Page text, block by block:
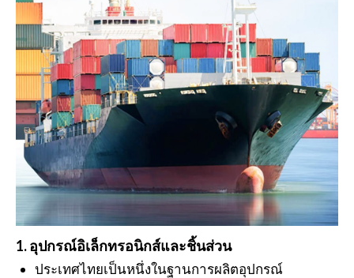
1. อุปกรณ์อิเล็กทรอนิกส์และชิ้นส่วน
ประเทศไทยเป็นหนึ่งในฐานการผลิตอุปกรณ์